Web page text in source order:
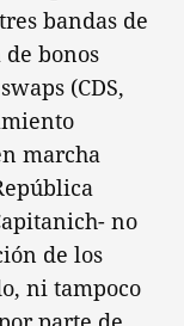
bandas de
bonos
(CDS,
marcha
no
de los
ni tampoco